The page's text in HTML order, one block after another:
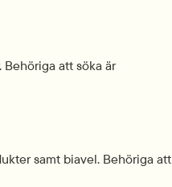
att söka är
samt biavel. Behöriga att